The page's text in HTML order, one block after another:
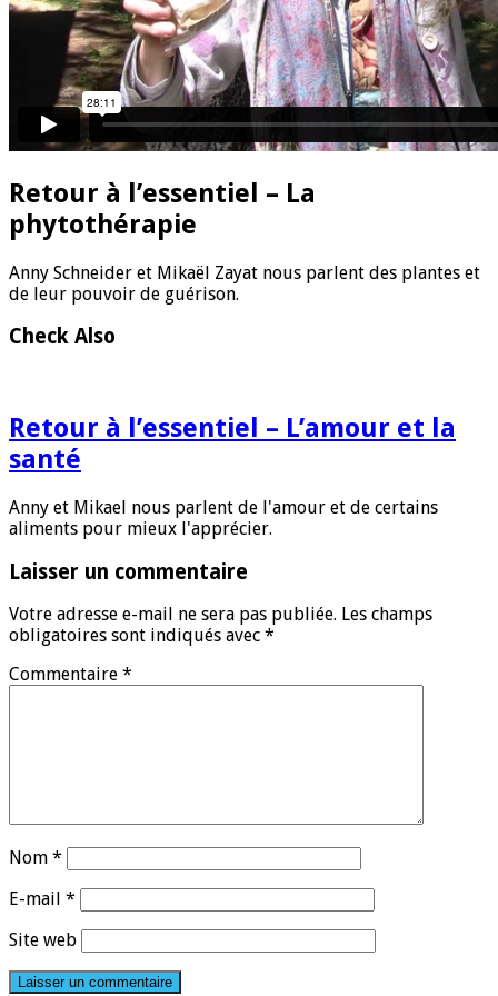
Retour à l’essentiel – La
phytothérapie
Anny Schneider et Mikaël Zayat nous parlent des plantes et
de leur pouvoir de guérison.
Check Also
Retour à l’essentiel – L’amour et la
santé
Anny et Mikael nous parlent de l'amour et de certains
aliments pour mieux l'apprécier.
Laisser un commentaire
Votre adresse e-mail ne sera pas publiée. Les champs
obligatoires sont indiqués avec *
Commentaire *
Nom *
E-mail *
Site web